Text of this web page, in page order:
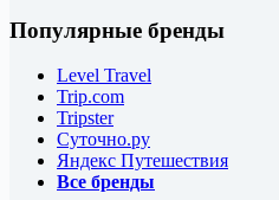
Популярные бренды
Level Travel
Trip.com
Tripster
Суточно.ру
Яндекс Путешествия
Все бренды